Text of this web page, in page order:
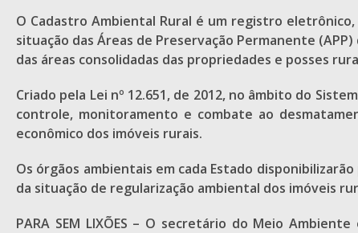
O Cadastro Ambiental Rural é um registro
situação das Áreas de Preservação Permanente
das áreas consolidadas das propriedades e posses
Criado pela Lei nº 12.651, de 2012, no âmbito do
controle, monitoramento e combate ao
econômico dos imóveis rurais.
Os órgãos ambientais em cada Estado
da situação de regularização ambiental dos imóveis
PARA SEM LIXÕES – O secretário do Meio